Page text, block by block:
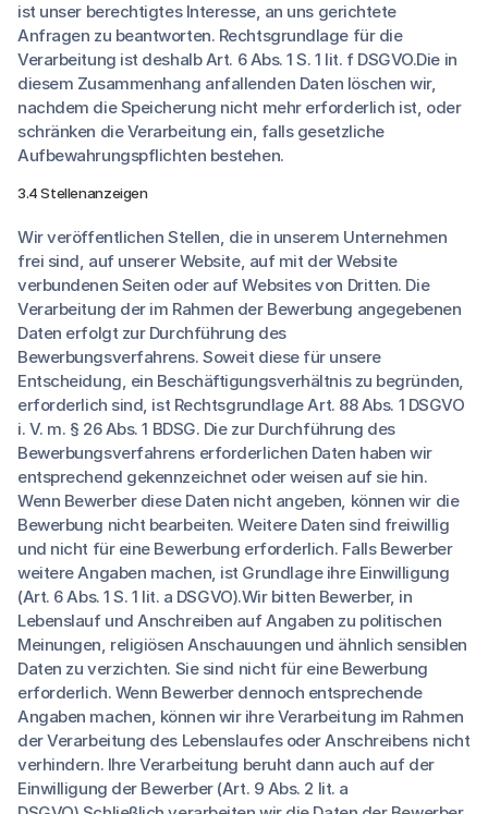
ist unser berechtigtes Interesse, an uns gerichtete
Anfragen zu beantworten. Rechtsgrundlage für die
Verarbeitung ist deshalb Art. 6 Abs. 1 S. 1 lit. f DSGVO.Die in
diesem Zusammenhang anfallenden Daten löschen wir,
nachdem die Speicherung nicht mehr erforderlich ist, oder
schränken die Verarbeitung ein, falls gesetzliche
Aufbewahrungspflichten bestehen.
3.4 Stellenanzeigen
Wir veröffentlichen Stellen, die in unserem Unternehmen
frei sind, auf unserer Website, auf mit der Website
verbundenen Seiten oder auf Websites von Dritten. Die
Verarbeitung der im Rahmen der Bewerbung angegebenen
Daten erfolgt zur Durchführung des
Bewerbungsverfahrens. Soweit diese für unsere
Entscheidung, ein Beschäftigungsverhältnis zu begründen,
erforderlich sind, ist Rechtsgrundlage Art. 88 Abs. 1 DSGVO
i. V. m. § 26 Abs. 1 BDSG. Die zur Durchführung des
Bewerbungsverfahrens erforderlichen Daten haben wir
entsprechend gekennzeichnet oder weisen auf sie hin.
Wenn Bewerber diese Daten nicht angeben, können wir die
Bewerbung nicht bearbeiten. Weitere Daten sind freiwillig
und nicht für eine Bewerbung erforderlich. Falls Bewerber
weitere Angaben machen, ist Grundlage ihre Einwilligung
(Art. 6 Abs. 1 S. 1 lit. a DSGVO).Wir bitten Bewerber, in
Lebenslauf und Anschreiben auf Angaben zu politischen
Meinungen, religiösen Anschauungen und ähnlich sensiblen
Daten zu verzichten. Sie sind nicht für eine Bewerbung
erforderlich. Wenn Bewerber dennoch entsprechende
Angaben machen, können wir ihre Verarbeitung im Rahmen
der Verarbeitung des Lebenslaufes oder Anschreibens nicht
verhindern. Ihre Verarbeitung beruht dann auch auf der
Einwilligung der Bewerber (Art. 9 Abs. 2 lit. a